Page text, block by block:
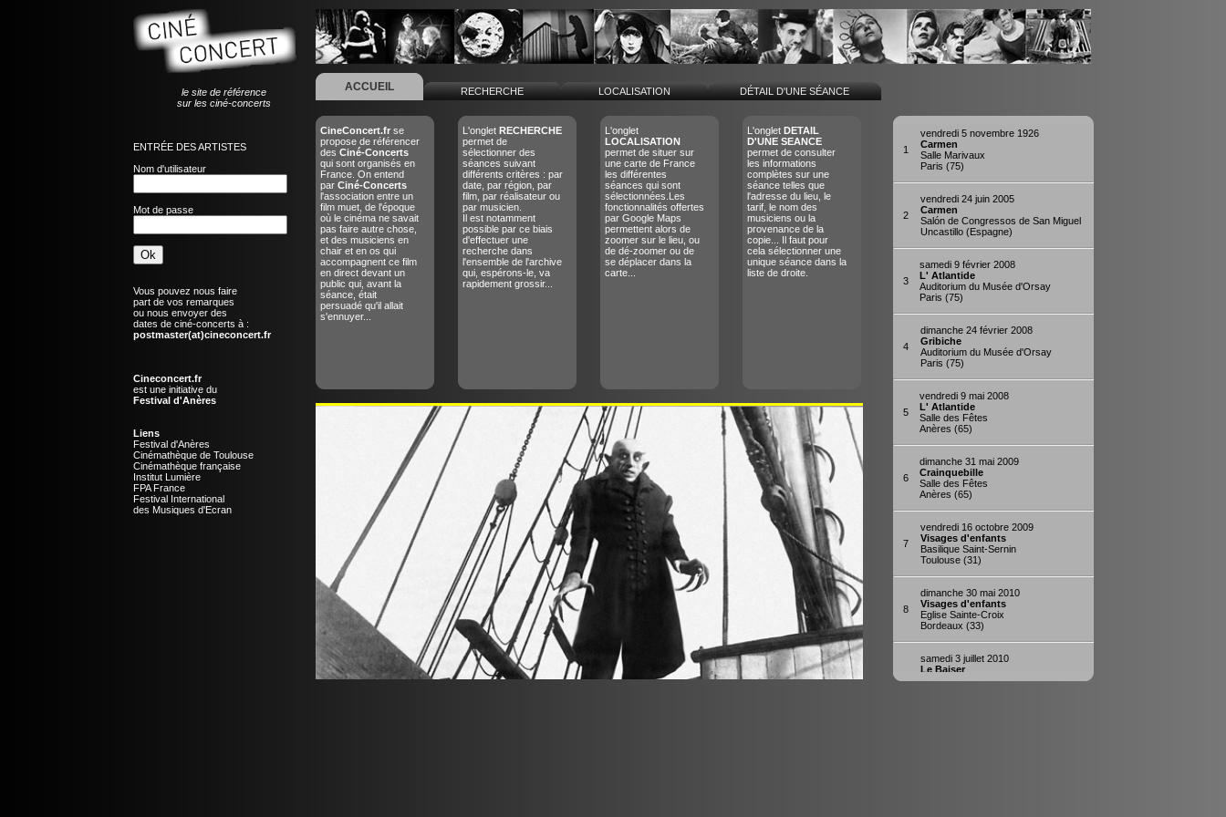
le site de référence
sur les ciné-concerts
ENTRÉE DES ARTISTES
Nom d'utilisateur
Mot de passe
Vous pouvez nous faire
part de vos remarques
ou nous envoyer des
dates de ciné-concerts à :
postmaster(at)cineconcert.fr
Cineconcert.fr
est une initiative du
Festival d'Anères
Liens
Festival d'Anères
Cinémathèque de Toulouse
Cinémathèque française
Institut Lumière
FPA France
Festival International
des Musiques d'Ecran
ACCUEIL RECHERCHE LOCALISATION DÉTAIL D'UNE SÉANCE
CineConcert.frse
propose de référencer
des Ciné-Concerts
qui sont organisés en
France. On entend
par Ciné-Concerts
l'association entre un
film muet, de l'époque
où le cinéma ne savait
pas faire autre chose,
et des musiciens en
chair et en os qui
accompagnent ce film
en direct devant un
public qui, avant la
séance, était
persuadé qu'il allait
s'ennuyer...
L'onglet RECHERCHE
permet de
sélectionner des
séances suivant
différents critères : par
date, par région, par
film, par réalisateur ou
par musicien.
Il est notamment
possible par ce biais
d'effectuer une
recherche dans
l'ensemble de l'archive
qui, espérons-le, va
rapidement grossir...
L'onglet
LOCALISATION
permet de situer sur
une carte de France
les différentes
séances qui sont
sélectionnées.Les
fonctionnalités offertes
par Google Maps
permettent alors de
zoomer sur le lieu, ou
de dé-zoomer ou de
se déplacer dans la
carte...
L'onglet DETAIL
D'UNE SEANCE
permet de consulter
les informations
complètes sur une
séance telles que
l'adresse du lieu, le
tarif, le nom des
musiciens ou la
provenance de la
copie... Il faut pour
cela sélectionner une
unique séance dans la
liste de droite.
1
vendredi 5 novembre 1926
Carmen
Salle Marivaux
Paris (75)
2
vendredi 24 juin 2005
Carmen
Salón de Congressos de San Miguel
Uncastillo (Espagne)
3
samedi 9 février 2008
L' Atlantide
Auditorium du Musée d'Orsay
Paris (75)
4
dimanche 24 février 2008
Gribiche
Auditorium du Musée d'Orsay
Paris (75)
5
vendredi 9 mai 2008
L' Atlantide
Salle des Fêtes
Anères (65)
6
dimanche 31 mai 2009
Crainquebille
Salle des Fêtes
Anères (65)
7
vendredi 16 octobre 2009
Visages d'enfants
Basilique Saint-Sernin
Toulouse (31)
8
dimanche 30 mai 2010
Visages d'enfants
Eglise Sainte-Croix
Bordeaux (33)
9
samedi 3 juillet 2010
Le Baiser
(The Kiss)